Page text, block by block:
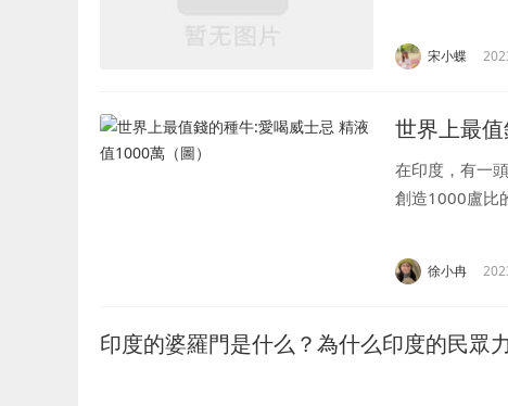
宋小蝶
世界上最值
在印度，有一
創造1000盧比
徐小冉
印度的婆羅門是什么？為什么印度的民眾